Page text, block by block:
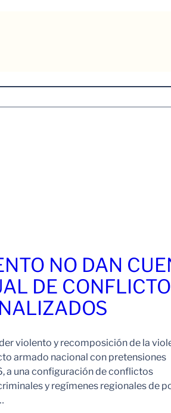
NO DAN
DE
violento y recomposición de la
armado nacional con pretensiones
a una configuración de conflictos
y regímenes regionales de